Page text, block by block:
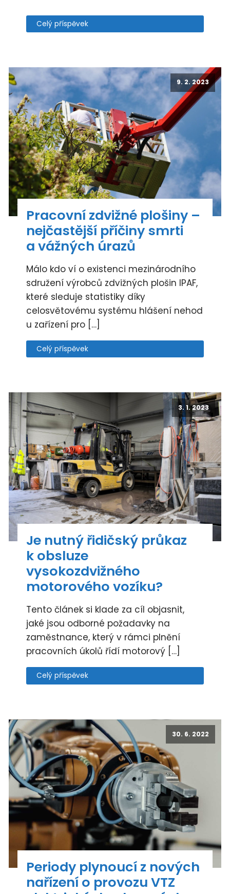
Celý příspěvek
9. 2. 2023
Pracovní zdvižné plošiny –
nejčastější příčiny smrti
a vážných úrazů
Málo kdo ví o existenci mezinárodního
sdružení výrobců zdvižných plošin IPAF,
které sleduje statistiky díky
celosvětovému systému hlášení nehod
u zařízení pro […]
Celý příspěvek
3. 1. 2023
Je nutný řidičský průkaz
k obsluze
vysokozdvižného
motorového vozíku?
Tento článek si klade za cíl objasnit,
jaké jsou odborné požadavky na
zaměstnance, který v rámci plnění
pracovních úkolů řídí motorový […]
Celý příspěvek
30. 6. 2022
Periody plynoucí z nových
nařízení o provozu VTZ